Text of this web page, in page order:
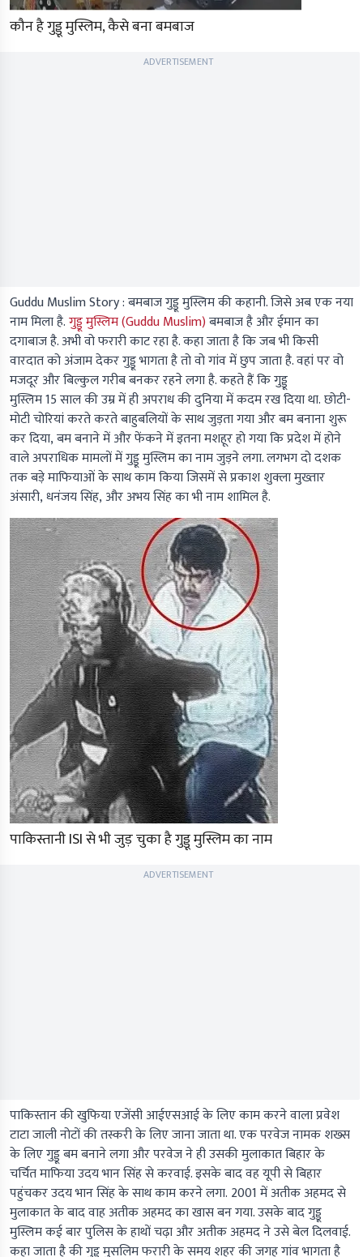
कौन है गुड्डू मुस्लिम, कैसे बना बमबाज
ADVERTISEMENT
Guddu Muslim Story :बमबाज गुड्डू मुस्लिम की कहानी. जिसे अब एक नया
नाम मिला है.गुड्डू मुस्लिम (Guddu Muslim)बमबाज है और ईमान का
दगाबाज है. अभी वो फरारी काट रहा है. कहा जाता है कि जब भी किसी
वारदात को अंजाम देकर गुड्डू भागता है तो वो गांव में छुप जाता है. वहां पर वो
मजदूर और बिल्कुल गरीब बनकर रहने लगा है. कहते हैं कि गुड्डू
मुस्लिम 15 साल की उम्र में ही अपराध की दुनिया में कदम रख दिया था. छोटी-
मोटी चोरियां करते करते बाहुबलियों के साथ जुड़ता गया और बम बनाना शुरू
कर दिया, बम बनाने में और फेंकने में इतना मशहूर हो गया कि प्रदेश में होने
वाले अपराधिक मामलों में गुड्डू मुस्लिम का नाम जुड़ने लगा. लगभग दो दशक
तक बड़े माफियाओं के साथ काम किया जिसमें से प्रकाश शुक्ला मुख्तार
अंसारी, धनंजय सिंह, और अभय सिंह का भी नाम शामिल है.
पाकिस्तानी ISI से भी जुड़ चुका है गुड्डू मुस्लिम का नाम
ADVERTISEMENT
पाकिस्तान की खुफिया एजेंसी आईएसआई के लिए काम करने वाला प्रवेश
टाटा जाली नोटों की तस्करी के लिए जाना जाता था. एक परवेज नामक शख्स
के लिए गुड्डू बम बनाने लगा और परवेज ने ही उसकी मुलाकात बिहार के
चर्चित माफिया उदय भान सिंह से करवाई. इसके बाद वह यूपी से बिहार
पहुंचकर उदय भान सिंह के साथ काम करने लगा. 2001 में अतीक अहमद से
मुलाकात के बाद वाह अतीक अहमद का खास बन गया. उसके बाद गुड्डू
मुस्लिम कई बार पुलिस के हाथों चढ़ा और अतीक अहमद ने उसे बेल दिलवाई.
कहा जाता है की गुड्डू मुसलिम फरारी के समय शहर की जगह गांव भागता है